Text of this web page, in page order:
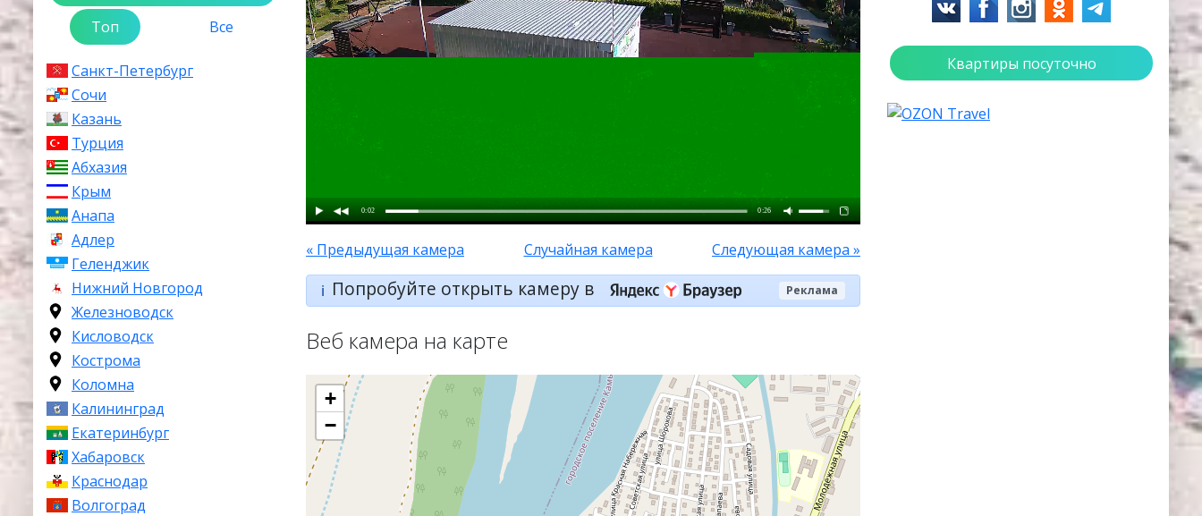
Топ
Все
Санкт-Петербург
Сочи
Казань
Турция
Абхазия
Крым
Анапа
Адлер
Геленджик
Нижний Новгород
Железноводск
Кисловодск
Кострома
Коломна
Калининград
Екатеринбург
Хабаровск
Краснодар
Волгоград
0:02 0:26
« Предыдущая камера Случайная камера Следующая камера »
ℹ️ Попробуйте открыть камеру в Реклама
Веб камера на карте
+
−
Квартиры посуточно